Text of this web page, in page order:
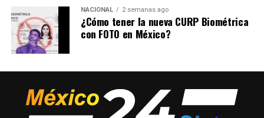
NACIONAL 2 semanas ago
¿Cómo tener la nueva CURP Biométrica
con FOTO en México?